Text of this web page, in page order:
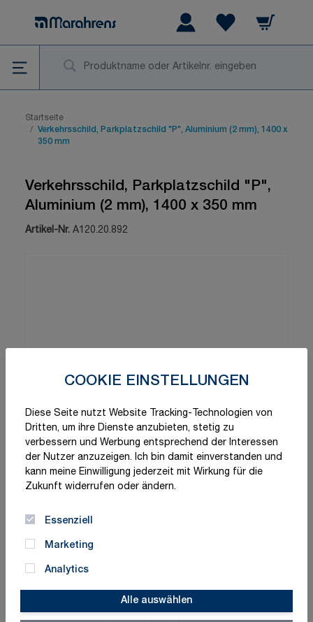
COOKIE EINSTELLUNGEN
Diese Seite nutzt Website Tracking-Technologien von
Dritten, um ihre Dienste anzubieten, stetig zu
verbessern und Werbung entsprechend der Interessen
der Nutzer anzuzeigen. Ich bin damit einverstanden und
kann meine Einwilligung jederzeit mit Wirkung für die
Zukunft widerrufen oder ändern.
Essenziell
Marketing
Analytics
Alle auswählen
Warenkorb
Startseite
/ Verkehrsschild, Parkplatzschild "P", Aluminium (2 mm), 1400 x
350 mm
Verkehrsschild, Parkplatzschild "P",
Aluminium (2 mm), 1400 x 350 mm
Artikel-Nr. A120.20.892